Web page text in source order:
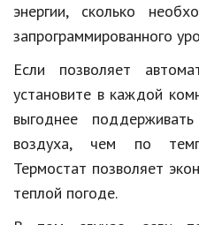
энергии, сколько
запрограммированного
Если позволяет
установите в каждой
выгоднее
воздуха, чем по
Термостат позволяет
теплой погоде.